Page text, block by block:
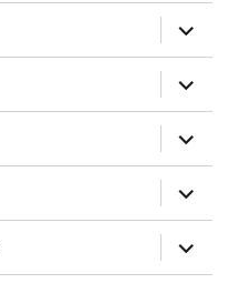
anzeigen
anzeigen
anzeigen
anzeigen
anzeigen